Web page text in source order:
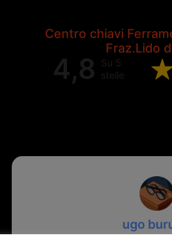
Centro chiavi
Fraz.Lido
4,8
Su 5
stelle
ugo